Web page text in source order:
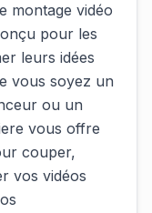
montage vidéo
pour les
leurs idées
vous soyez un
ou un
vous offre
couper,
vos vidéos